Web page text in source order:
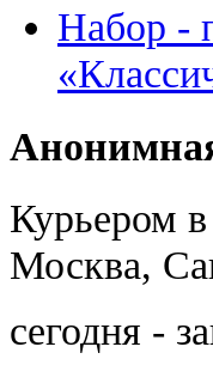
Набор -
Курьером в
Москва,
сегодня -